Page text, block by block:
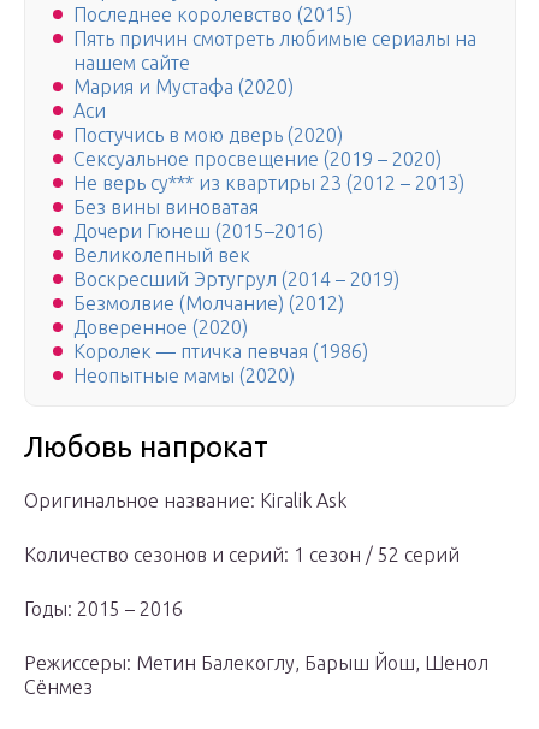
Последнее королевство (2015)
Пять причин смотреть любимые сериалы на
нашем сайте
Мария и Мустафа (2020)
Аси
Постучись в мою дверь (2020)
Сексуальное просвещение (2019 – 2020)
Не верь су*** из квартиры 23 (2012 – 2013)
Без вины виноватая
Дочери Гюнеш (2015–2016)
Великолепный век
Воскресший Эртугрул (2014 – 2019)
Безмолвие (Молчание) (2012)
Доверенное (2020)
Королек — птичка певчая (1986)
Неопытные мамы (2020)
Любовь напрокат
Оригинальное название: Kiralik Ask
Количество сезонов и серий: 1 сезон / 52 серий
Годы: 2015 – 2016
Режиссеры: Метин Балекоглу, Барыш Йош, Шенол
Сёнмез